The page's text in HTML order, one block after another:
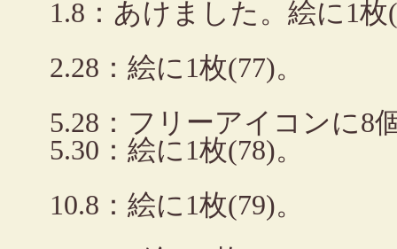
1.8：あけました。絵に1枚
2.28：絵に1枚(77)。
5.28：フリーアイコンに8
5.30：絵に1枚(78)。
10.8：絵に1枚(79)。